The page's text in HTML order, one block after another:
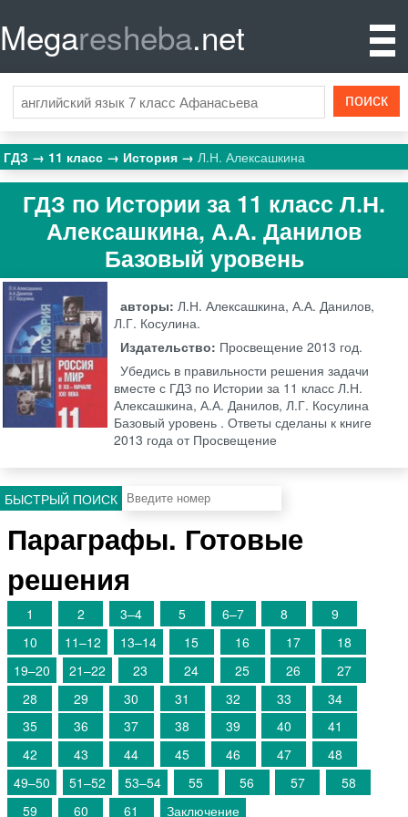
Megaresheba.net
ГДЗ 11 класс История Л.Н. Алексашкина
ГДЗ по Истории за 11 класс Л.Н.
Алексашкина, А.А. Данилов
Базовый уровень
авторы:Л.Н. Алексашкина, А.А. Данилов,
Л.Г. Косулина.
Издательство: Просвещение 2013 год.
Убедись в правильности решения задачи
вместе с ГДЗ по Истории за 11 класс Л.Н.
Алексашкина, А.А. Данилов, Л.Г. Косулина
Базовый уровень . Ответы сделаны к книге
2013 года от Просвещение
БЫСТРЫЙ ПОИСК
Параграфы. Готовые
решения
1 2 3–4 5 6–7 8
9
10
11–12 13–14 15 16 17
18
19–20
21–22 23 24 25 26
27
28
29 30 31 32 33
34
35
36 37 38 39 40
41
42
43 44 45 46 47
48
49–50
51–52 53–54 55 56 57
58
59
60 61 Заключение